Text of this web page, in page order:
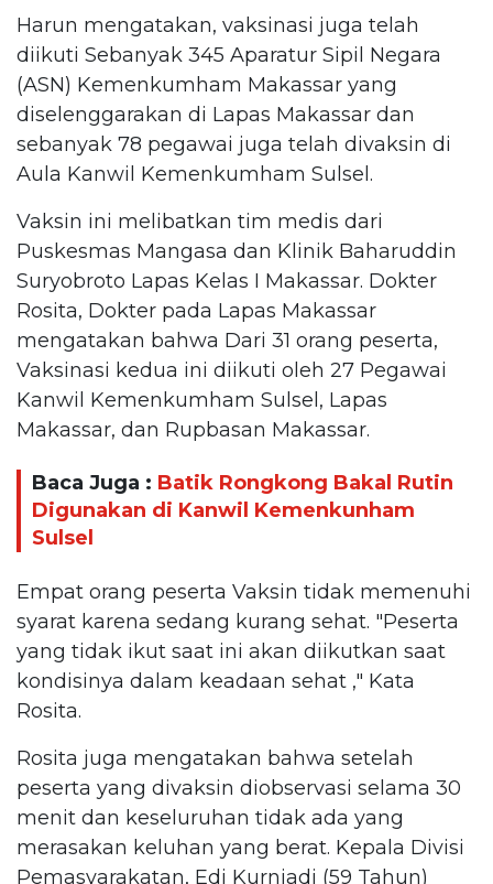
Harun mengatakan, vaksinasi juga telah
diikuti Sebanyak 345 Aparatur Sipil Negara
(ASN) Kemenkumham Makassar yang
diselenggarakan di Lapas Makassar dan
sebanyak 78 pegawai juga telah divaksin di
Aula Kanwil Kemenkumham Sulsel.
Vaksin ini melibatkan tim medis dari
Puskesmas Mangasa dan Klinik Baharuddin
Suryobroto Lapas Kelas I Makassar. Dokter
Rosita, Dokter pada Lapas Makassar
mengatakan bahwa Dari 31 orang peserta,
Vaksinasi kedua ini diikuti oleh 27 Pegawai
Kanwil Kemenkumham Sulsel, Lapas
Makassar, dan Rupbasan Makassar.
Baca Juga : Batik Rongkong Bakal Rutin
Digunakan di Kanwil Kemenkunham
Sulsel
Empat orang peserta Vaksin tidak memenuhi
syarat karena sedang kurang sehat. "Peserta
yang tidak ikut saat ini akan diikutkan saat
kondisinya dalam keadaan sehat ," Kata
Rosita.
Rosita juga mengatakan bahwa setelah
peserta yang divaksin diobservasi selama 30
menit dan keseluruhan tidak ada yang
merasakan keluhan yang berat. Kepala Divisi
Pemasyarakatan, Edi Kurniadi (59 Tahun)